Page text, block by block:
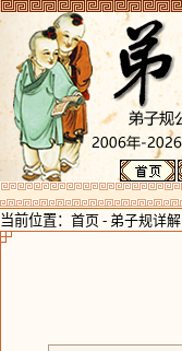
当前位置： 首页 - 弟子规详解